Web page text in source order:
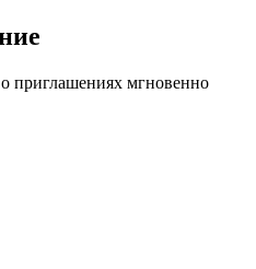
приглашениях мгновенно